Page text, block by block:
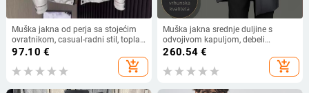
Muška jakna od perja sa stojećim
ovratnikom, casual-radni stil, topla
za zimu 2025
97.10 €
add_shopping_cart
Muška jakna srednje duljine s
odvojivom kapuljom, debeli
izolacijski sloj, punilo od bijelog
260.54 €
add_shopping_cart